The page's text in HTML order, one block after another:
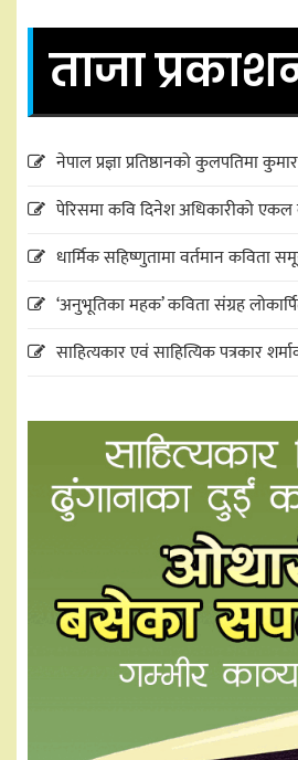
ताजा
नेपाल प्रज्ञा प्रतिष्ठानको कुलपतिमा
पेरिसमा कवि दिनेश अधिकारीको
धार्मिक सहिष्णुतामा वर्तमान कविता
‘अनुभूतिका महक’ कविता संग्रह
साहित्यकार एवं साहित्यिक पत्रकार